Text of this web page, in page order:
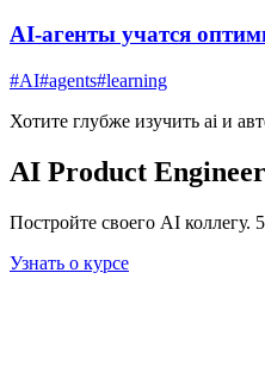
AI-агенты учатся
#AI#agents#learning
Хотите глубже изучить ai и
AI Product Engineer
Постройте своего AI коллегу.
Узнать о курсе